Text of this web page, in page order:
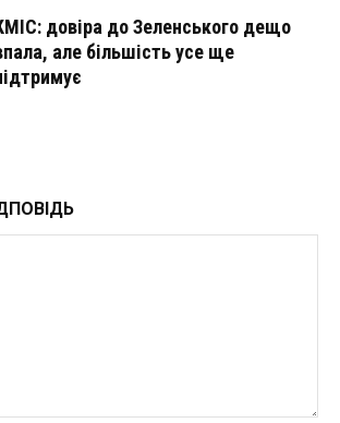
довіра до Зеленського дещо
але більшість усе ще